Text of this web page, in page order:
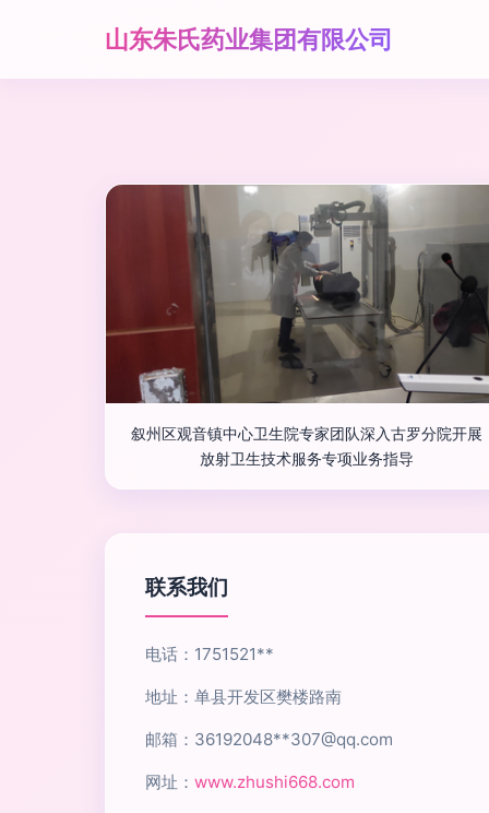
山东朱氏药业集团有限公司
叙州区观音镇中心卫生院专家团队深入古罗分院开展
放射卫生技术服务专项业务指导
联系我们
电话：1751521**
地址：单县开发区樊楼路南
邮箱：36192048**307@qq.com
网址： www.zhushi668.com